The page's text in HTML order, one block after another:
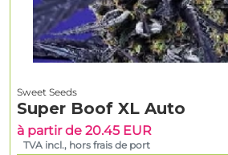
Sweet Seeds
Super Boof XL Auto
à partir de 20.45 EUR
TVA incl., hors frais de port